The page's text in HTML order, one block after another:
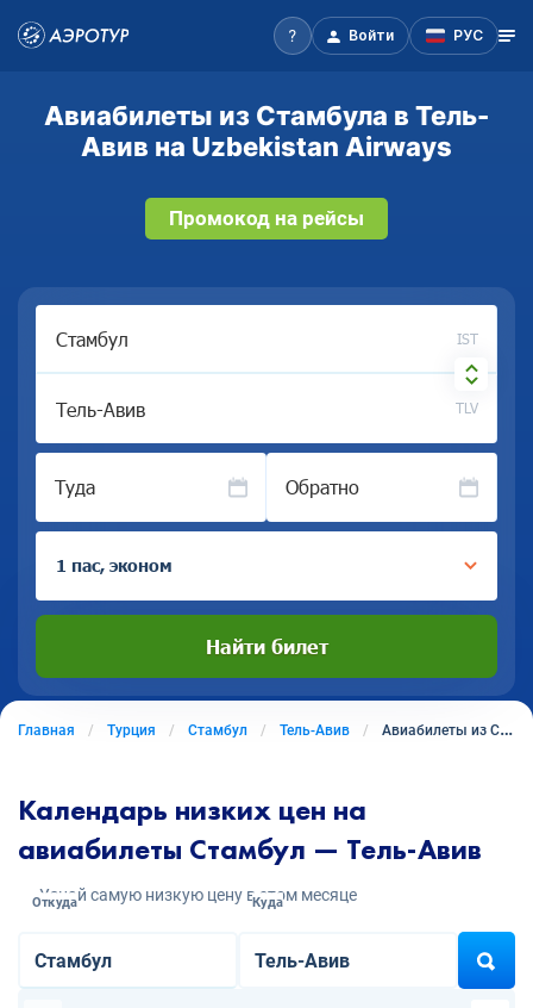
Войти РУС
Авиабилеты из Стамбула в Тель-
Авив на Uzbekistan Airways
Промокод на рейсы
IST
TLV
Туда Обратно
1 пас, эконом
Найти билет
Главная Турция Стамбул Тель-Авив Авиабилеты из Стамбула в Тель-Авив
Календарь низких цен на
авиабилеты Стамбул — Тель-Авив
Узнай самую низкую цену в этом месяце
Откуда Куда